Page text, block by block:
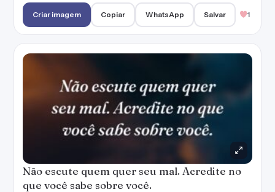
Criar imagem Copiar WhatsApp Salvar 1
Não escute quem quer seu mal. Acredite no
que você sabe sobre você.